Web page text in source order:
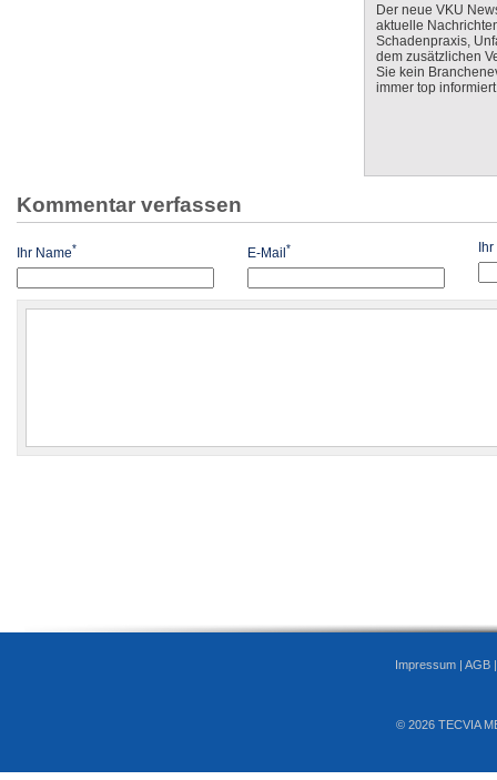
Der neue VKU
aktuelle
Schadenpraxis,
dem zusätzlichen
Sie kein
immer top
Kommentar verfassen
Ihr Name* E-Mail* Ihr
Impressum | AGB
© 2026 TECVIA